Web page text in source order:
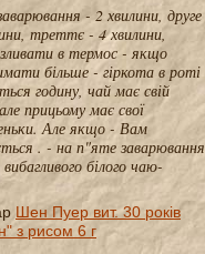
- 2 хвилини, друге
треттє - 4 хвилини,
в термос - якщо
більше - гіркота в роті
годину, чай має свій
прицьому має свої
Але якщо - Вам
. - на п"яте заварювання
білого чаю-
Шен Пуер вит. 30 років
з рисом 6 г